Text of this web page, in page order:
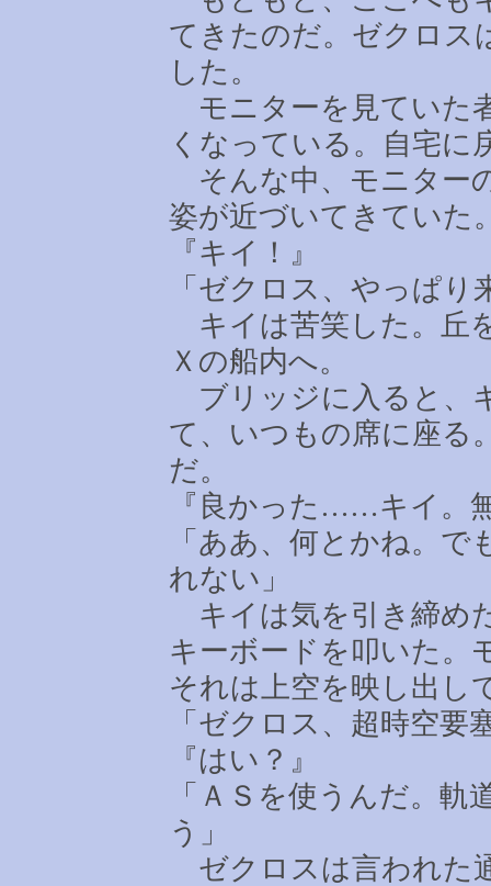
てきたのだ。ゼクロス
した。
モニターを見ていた
くなっている。自宅に
そんな中、モニター
姿が近づいてきていた
『キイ！』
「ゼクロス、やっぱり
キイは苦笑した。丘
Ｘの船内へ。
ブリッジに入ると、
て、いつもの席に座る
だ。
『良かった ……キイ。
「ああ、何とかね。
れない」
キイは気を引き締め
キーボードを叩いた。
それは上空を映し出し
「ゼクロス、超時空
『はい？』
「ＡＳを使うんだ。
う」
ゼクロスは言われた